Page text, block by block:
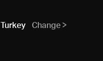
Turkey Change